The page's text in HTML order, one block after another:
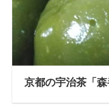
京都の宇治茶「